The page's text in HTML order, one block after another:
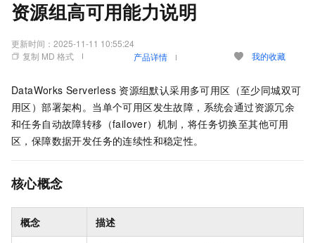
资源组高可用能力说明
更新时间： 2025-11-11 10:55:24
复制 MD 格式
产品详情 我的收藏
DataWorks Serverless 资源组默认采用多可用区（至少同城双可
用区）部署架构。当单个可用区发生故障，系统会通过资源冗余
和任务自动故障转移（failover）机制，将任务切换至其他可用
区，保障数据开发任务的连续性和稳定性。
核心概念
概念 描述